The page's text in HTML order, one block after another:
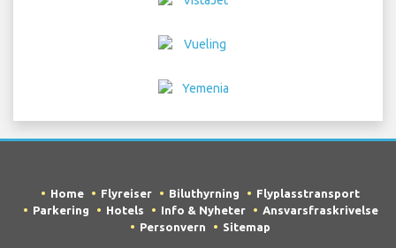
Home Flyreiser Biluthyrning
Flyplasstransport
Parkering
Hotels Info & Nyheter
Ansvarsfraskrivelse
Personvern
Sitemap